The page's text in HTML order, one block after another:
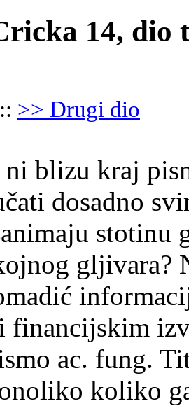
14, dio
>> Drugi dio
blizu kraj
dosadno
stotinu
gljivara?
ac. fung.
koliko